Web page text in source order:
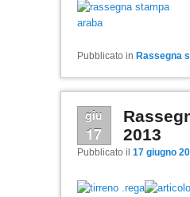
Pubblicato in Rassegna
giu
17
2013
Pubblicato il 17 giugno